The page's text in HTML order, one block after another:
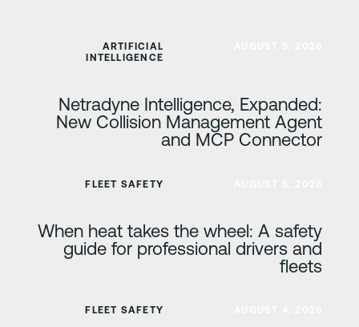
ARTIFICIAL
INTELLIGENCE
Netradyne Intelligence, Expanded:
New Collision Management Agent
and MCP Connector
FLEET SAFETY
When heat takes the wheel: A safety
guide for professional drivers and
fleets
FLEET SAFETY